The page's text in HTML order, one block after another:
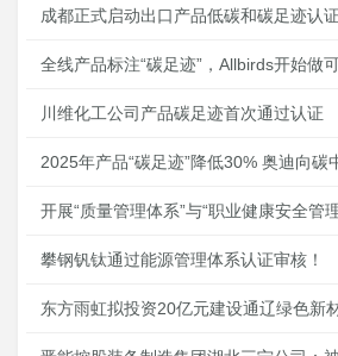
成都正式启动出口产品低碳和碳足迹认
全线产品标注“碳足迹”，Allbirds开始做
川维化工公司产品碳足迹首次通过认证
2025年产品“碳足迹”降低30% 奥迪向碳
开展“质量管理体系”与“职业健康安全管
攀钢钒钛通过能源管理体系认证审核！
东方雨虹拟投资20亿元建设通辽绿色新